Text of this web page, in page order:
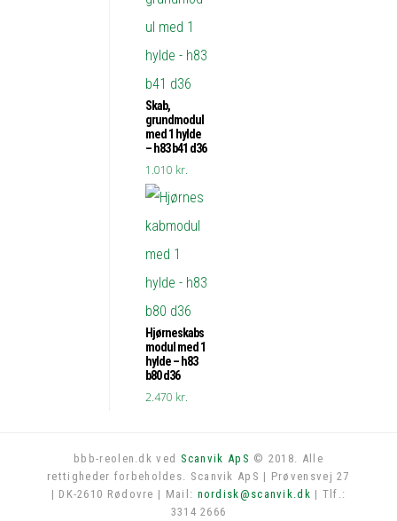
Skab,
grundmodul
med 1 hylde
– h83 b41 d36
1.010 kr.
Hjørneskabs
modul med 1
hylde – h83
b80 d36
2.470 kr.
bbb-reolen.dk ved Scanvik ApS © 2018. Alle
rettigheder forbeholdes. Scanvik ApS | Prøvensvej 27
| DK-2610 Rødovre | Mail: nordisk@scanvik.dk | Tlf.:
3314 2666
Log in